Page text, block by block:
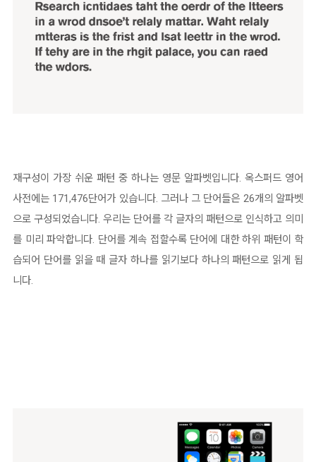
재구성이 가장 쉬운 패턴 중 하나는 영문 알파벳입니다. 옥스퍼드 영어
사전에는 171,476단어가 있습니다. 그러나 그 단어들은 26개의 알파벳
으로 구성되었습니다. 우리는 단어를 각 글자의 패턴으로 인식하고 의미
를 미리 파악합니다. 단어를 계속 접할수록 단어에 대한 하위 패턴이 학
습되어 단어를 읽을 때 글자 하나를 읽기보다 하나의 패턴으로 읽게 됩
니다.